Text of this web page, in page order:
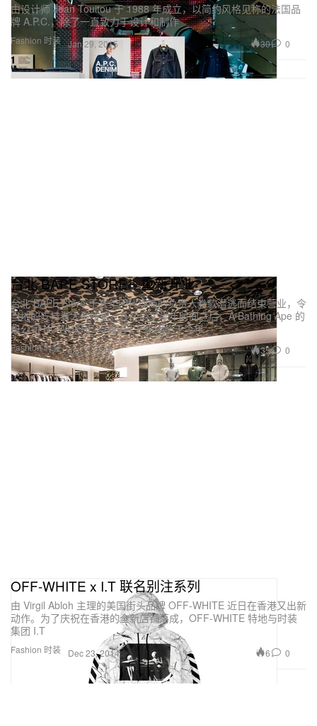
Fashion 时装
由设计师 Jean Touitou 于 1988 年成立，以简约风格见称的法国品
牌 A.P.C.，除了一直致力于设计和制作
Jan 29, 2015 30 0
Fashion 时装
台北 BAPE STORE® 重新开业
台北 BAPE Store 于去年因代理商的负责人卷款潜逃而结束营业，令
当地的支持者大失所望。在经历了半年时间之后，A Bathing Ape 的
母公司 NOWHERE 与香港 I.T 集团终于今年
Jan 7, 2015 35 0
Fashion 时装
OFF-WHITE x I.T 联名别注系列
由 Virgil Abloh 主理的美国街头品牌 OFF-WHITE 近日在香港又出新
动作。为了庆祝在香港的全新店铺落成，OFF-WHITE 特地与时装
集团 I.T
Dec 23, 2014 6 0